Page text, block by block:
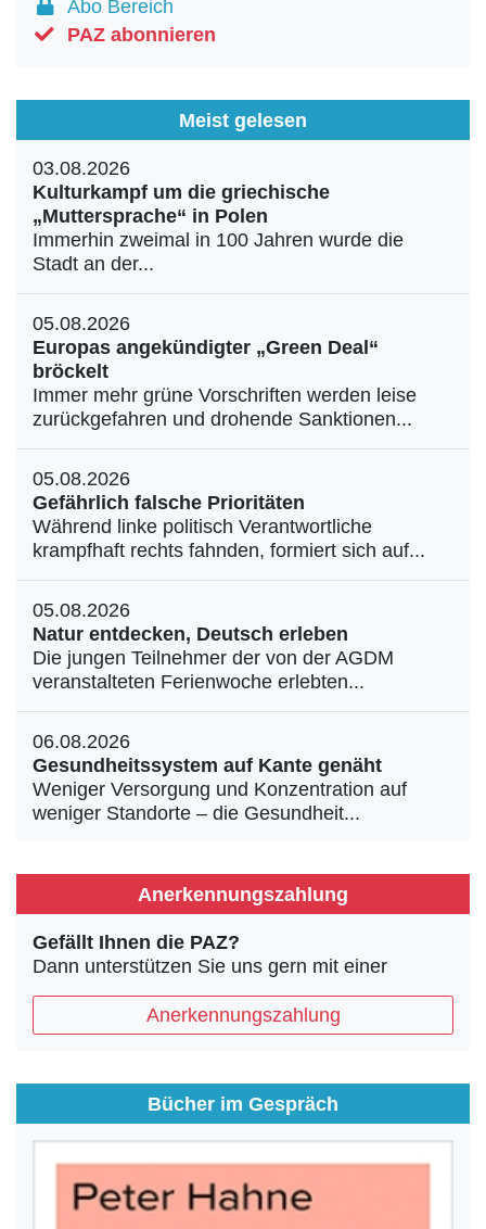
Abo Bereich
PAZ abonnieren
Meist gelesen
03.08.2026
Kulturkampf um die griechische
„Muttersprache“ in Polen
Immerhin zweimal in 100 Jahren wurde die
Stadt an der...
05.08.2026
Europas angekündigter „Green Deal“
bröckelt
Immer mehr grüne Vorschriften werden leise
zurückgefahren und drohende Sanktionen...
05.08.2026
Gefährlich falsche Prioritäten
Während linke politisch Verantwortliche
krampfhaft rechts fahnden, formiert sich auf...
05.08.2026
Natur entdecken, Deutsch erleben
Die jungen Teilnehmer der von der AGDM
veranstalteten Ferienwoche erlebten...
06.08.2026
Gesundheitssystem auf Kante genäht
Weniger Versorgung und Konzentration auf
weniger Standorte – die Gesundheit...
Anerkennungszahlung
Gefällt Ihnen die PAZ?
Dann unterstützen Sie uns gern mit einer
Anerkennungszahlung
Bücher im Gespräch